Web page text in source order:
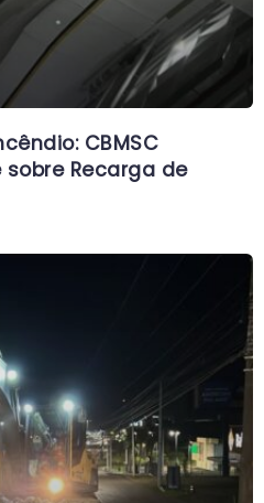
CBMSC
Recarga de